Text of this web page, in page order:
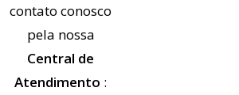
contato conosco
pela nossa
Central de
Atendimento :